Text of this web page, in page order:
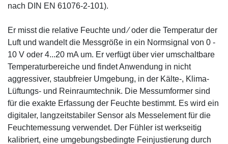
nach DIN EN 61076-2-101).
Er misst die relative Feuchte und ⁄ oder die Temperatur der
Luft und wandelt die Messgröße in ein Normsignal von 0 -
10 V oder 4...20 mA um. Er verfügt über vier umschaltbare
Temperaturbereiche und findet Anwendung in nicht
aggressiver, staubfreier Umgebung, in der Kälte-, Klima-
Lüftungs- und Reinraumtechnik. Die Messumformer sind
für die exakte Erfassung der Feuchte bestimmt. Es wird ein
digitaler, langzeitstabiler Sensor als Messelement für die
Feuchtemessung verwendet. Der Fühler ist werkseitig
kalibriert, eine umgebungsbedingte Feinjustierung durch